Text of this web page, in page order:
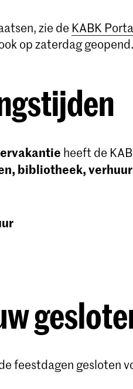
zie de KABK
op zaterdag geopend.
heeft de
bibliotheek, verhuur
feestdagen gesloten